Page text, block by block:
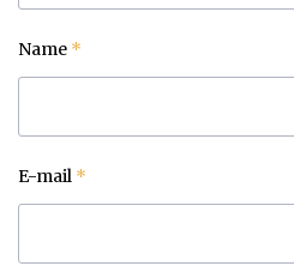
Name *
E-mail *